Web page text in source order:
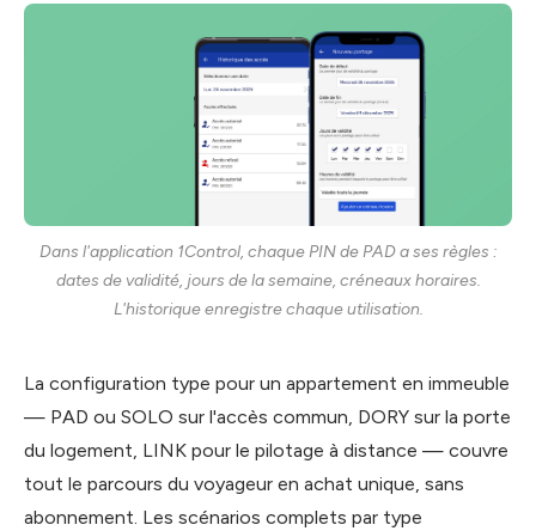
Dans l'application 1Control, chaque PIN de PAD a ses règles :
dates de validité, jours de la semaine, créneaux horaires.
L'historique enregistre chaque utilisation.
La configuration type pour un appartement en immeuble
— PAD ou SOLO sur l'accès commun, DORY sur la porte
du logement, LINK pour le pilotage à distance — couvre
tout le parcours du voyageur en achat unique, sans
abonnement. Les scénarios complets par type